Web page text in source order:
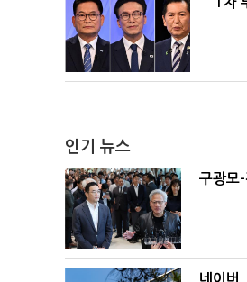
인기 뉴스
구광모
네이버